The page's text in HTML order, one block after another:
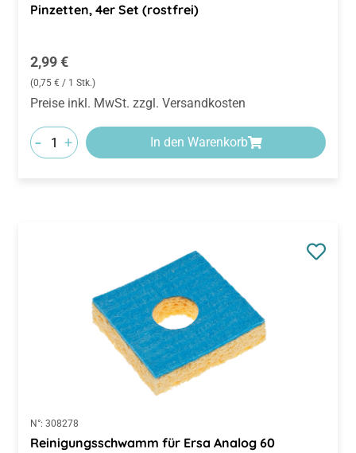
Pinzetten, 4er Set (rostfrei)
Regulärer Preis:
2,99 €
(0,75 € / 1 Stk.)
Preise inkl. MwSt. zzgl. Versandkosten
- + In den Warenkorb
N°: 308278
Reinigungsschwamm für Ersa Analog 60